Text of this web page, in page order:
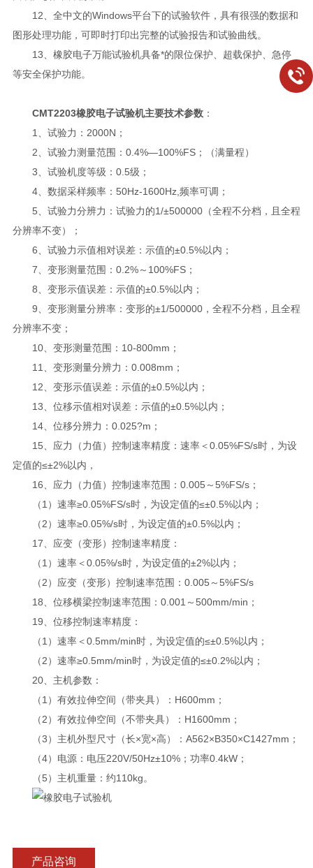
12、全中文的Windows平台下的试验软件，具有很强的数据和
图形处理功能，可即时打印出完整的试验报告和试验曲线。
13、橡胶电子万能试验机具备*的限位保护、超载保护、急停
等安全保护功能。
CMT2203橡胶电子试验机主要技术参数：
1、试验力：2000N；
2、试验力测量范围：0.4%—100%FS；（满量程）
3、试验机度等级：0.5级；
4、数据采样频率：50Hz-1600Hz,频率可调；
5、试验力分辨力：试验力的1/±500000（全程不分档，且全程
分辨率不变）；
6、试验力示值相对误差：示值的±0.5%以内；
7、变形测量范围：0.2%～100%FS；
8、变形示值误差：示值的±0.5%以内；
9、变形测量分辨率：变形的±1/500000，全程不分档，且全程
分辨率不变；
10、变形测量范围：10-800mm；
11、变形测量分辨力：0.008mm；
12、变形示值误差：示值的±0.5%以内；
13、位移示值相对误差：示值的±0.5%以内；
14、位移分辨力：0.025?m；
15、应力（力值）控制速率精度：速率＜0.05%FS/s时，为设
定值的≤±2%以内，
16、应力（力值）控制速率范围：0.005～5%FS/s；
（1）速率≥0.05%FS/s时，为设定值的≤±0.5%以内；
（2）速率≥0.05%/s时，为设定值的±0.5%以内；
17、应变（变形）控制速率精度：
（1）速率＜0.05%/s时，为设定值的±2%以内；
（2）应变（变形）控制速率范围：0.005～5%FS/s
18、位移横梁控制速率范围：0.001～500mm/min；
19、位移控制速率精度：
（1）速率＜0.5mm/min时，为设定值的≤±0.5%以内；
（2）速率≥0.5mm/min时，为设定值的≤±0.2%以内；
20、主机参数：
（1）有效拉伸空间（带夹具）：H600mm；
（2）有效拉伸空间（不带夹具）：H1600mm；
（3）主机外型尺寸（长×宽×高）：A562×B350×C1427mm；
（4）电源：电压220V/50Hz±10%；功率0.4kW；
（5）主机重量：约110kg。
产品咨询